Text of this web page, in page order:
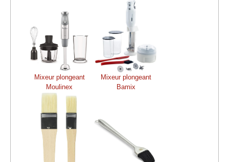
Mixeur plongeant
Moulinex
Mixeur plongeant
Bamix